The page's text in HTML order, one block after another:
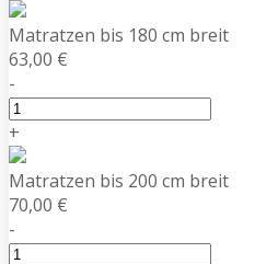
Matratzen bis 180 cm breit
63,00 €
-
+
Matratzen bis 200 cm breit
70,00 €
-